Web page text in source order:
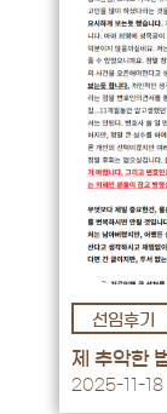
선임후기
제 추악한
그리고..법
2025-11-18